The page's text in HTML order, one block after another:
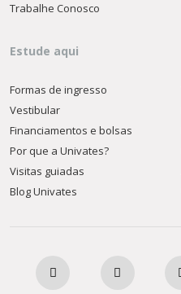
Trabalhe Conosco
Estude aqui
Formas de ingresso
Vestibular
Financiamentos e bolsas
Por que a Univates?
Visitas guiadas
Blog Univates